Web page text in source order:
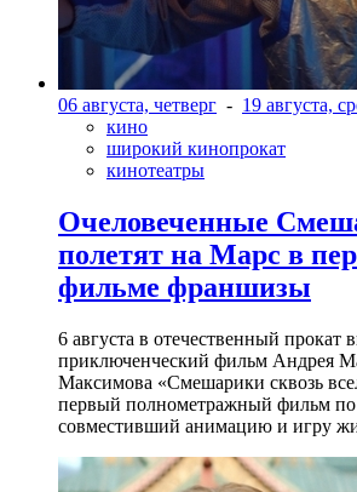
06 августа, четверг - 19 августа,
кино
широкий кинопрокат
кинотеатры
Очеловеченные
полетят на Марс в
фильме франшизы
6 августа в отечественный прокат
приключенческий фильм Андрея
Максимова «Смешарики сквозь
первый полнометражный фильм
совместивший анимацию и игру